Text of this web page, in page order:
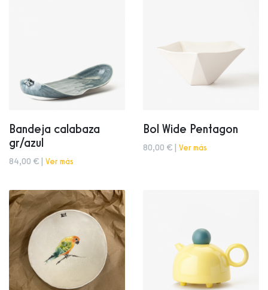
Bandeja calabaza
gr/azul
84,00 € | Ver más
Bol Wide Pentagon
80,00 € | Ver más